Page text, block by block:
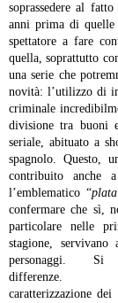
soprassedere al
anni prima di
spettatore a fare
quella, soprattutto
una serie che
novità: l’utilizzo di
criminale
divisione tra buoni
seriale, abituato a
spagnolo. Questo,
contribuito anche
l’emblematico “
confermare che sì,
particolare nelle
stagione,
personaggi. Si
differenze.
caratterizzazione